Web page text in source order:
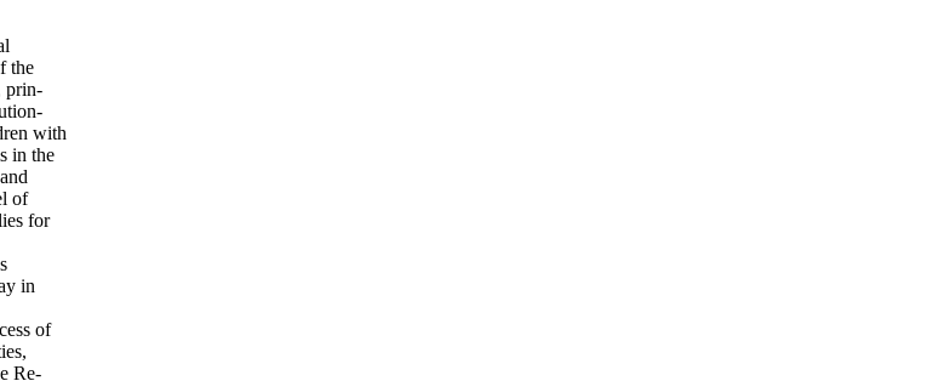
the
prin­
with
in the
of
for
in
of
Re­